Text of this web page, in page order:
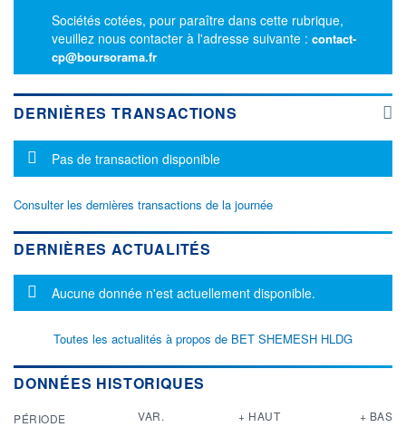
Sociétés cotées, pour paraître dans cette rubrique,
veuillez nous contacter à l'adresse suivante : contact-
cp@boursorama.fr
DERNIÈRES TRANSACTIONS
Message d'information
Pas de transaction disponible
Consulter les dernières transactions de la journée
DERNIÈRES ACTUALITÉS
Message d'information
Aucune donnée n'est actuellement disponible.
Toutes les actualités à propos de BET SHEMESH HLDG
DONNÉES HISTORIQUES
PÉRIODE VAR. + HAUT + BAS